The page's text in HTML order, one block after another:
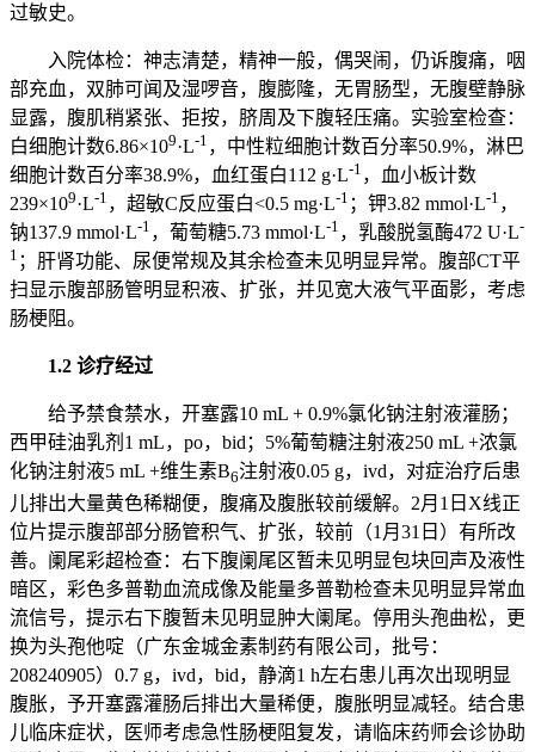
过敏史。
入院体检：神志清楚，精神一般，偶哭闹，仍诉腹痛，咽
部充血，双肺可闻及湿啰音，腹膨隆，无胃肠型，无腹壁静脉
显露，腹肌稍紧张、拒按，脐周及下腹轻压痛。实验室检查：
白细胞计数6.86×109·L-1 ，中性粒细胞计数百分率50.9%，淋巴
细胞计数百分率38.9%，血红蛋白112 g·L-1 ，血小板计数
239×109·L-1 ，超敏C反应蛋白<0.5 mg·L-1 ；钾3.82 mmol·L-1 ，
钠137.9 mmol·L-1 ，葡萄糖5.73 mmol·L-1 ，乳酸脱氢酶472 U·L-
1 ；肝肾功能、尿便常规及其余检查未见明显异常。腹部CT平
扫显示腹部肠管明显积液、扩张，并见宽大液气平面影，考虑
肠梗阻。
1.2 诊疗经过
给予禁食禁水，开塞露10 mL + 0.9%氯化钠注射液灌肠；
西甲硅油乳剂1 mL，po，bid；5%葡萄糖注射液250 mL +浓氯
化钠注射液5 mL +维生素B6注射液0.05 g，ivd，对症治疗后患
儿排出大量黄色稀糊便，腹痛及腹胀较前缓解。2月1日X线正
位片提示腹部部分肠管积气、扩张，较前（1月31日）有所改
善。阑尾彩超检查：右下腹阑尾区暂未见明显包块回声及液性
暗区，彩色多普勒血流成像及能量多普勒检查未见明显异常血
流信号，提示右下腹暂未见明显肿大阑尾。停用头孢曲松，更
换为头孢他啶（广东金城金素制药有限公司，批号：
208240905）0.7 g，ivd，bid，静滴1 h左右患儿再次出现明显
腹胀，予开塞露灌肠后排出大量稀便，腹胀明显减轻。结合患
儿临床症状，医师考虑急性肠梗阻复发，请临床药师会诊协助